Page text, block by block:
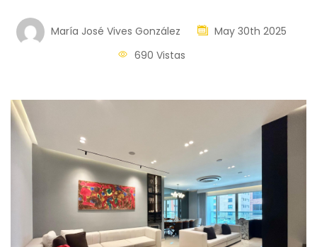
María José Vives González
May 30th 2025
690 Vistas